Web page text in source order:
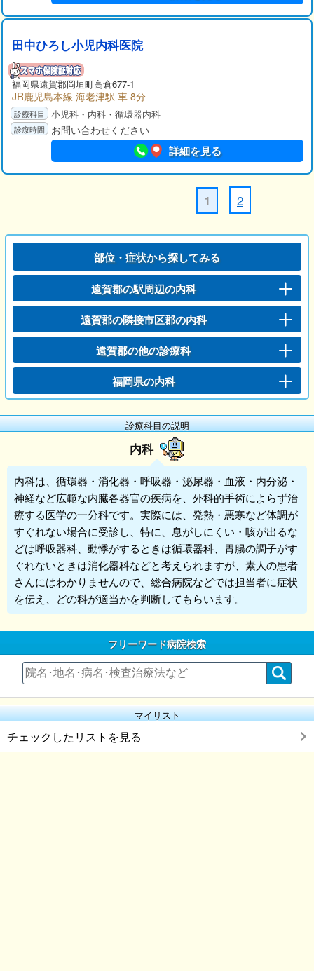
田中ひろし小児内科医院
福岡県遠賀郡岡垣町高倉677-1
JR鹿児島本線 海老津駅 車 8分
小児科・内科・循環器内科
お問い合わせください
詳細を見る
1 2
部位・症状から探してみる
遠賀郡の駅周辺の内科
遠賀郡の隣接市区郡の内科
遠賀郡の他の診療科
福岡県の内科
診療科目の説明
内科
内科は、循環器・消化器・呼吸器・泌尿器・血液・内分泌・
神経など広範な内臓各器官の疾病を、外科的手術によらず治
療する医学の一分科です。実際には、発熱・悪寒など体調が
すぐれない場合に受診し、特に、息がしにくい・咳が出るな
どは呼吸器科、動悸がするときは循環器科、胃腸の調子がす
ぐれないときは消化器科などと考えられますが、素人の患者
さんにはわかりませんので、総合病院などでは担当者に症状
を伝え、どの科が適当かを判断してもらいます。
フリーワード病院検索
マイリスト
チェックしたリストを見る